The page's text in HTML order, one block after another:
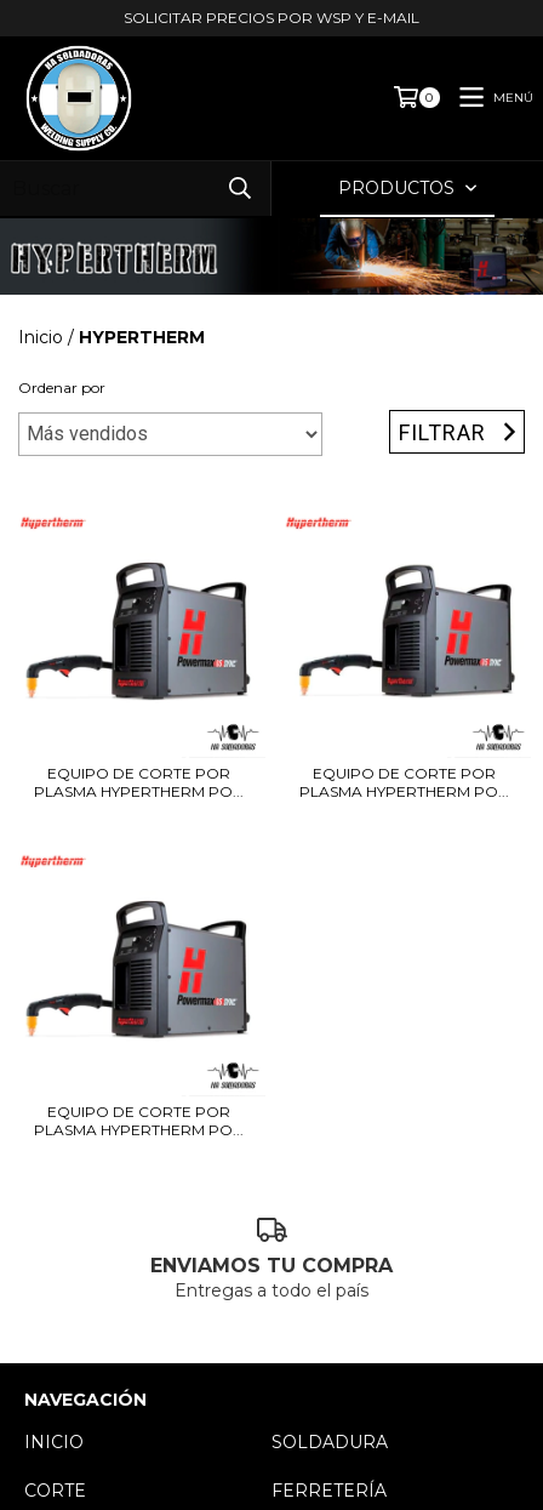
SOLICITAR PRECIOS POR WSP Y E-MAIL
0 MENÚ
PRODUCTOS
Inicio / HYPERTHERM
Ordenar por
FILTRAR
EQUIPO DE CORTE POR
PLASMA HYPERTHERM PO...
EQUIPO DE CORTE POR
PLASMA HYPERTHERM PO...
EQUIPO DE CORTE POR
PLASMA HYPERTHERM PO...
ENVIAMOS TU COMPRA
Entregas a todo el país
NAVEGACIÓN
INICIO
SOLDADURA
CORTE FERRETERÍA